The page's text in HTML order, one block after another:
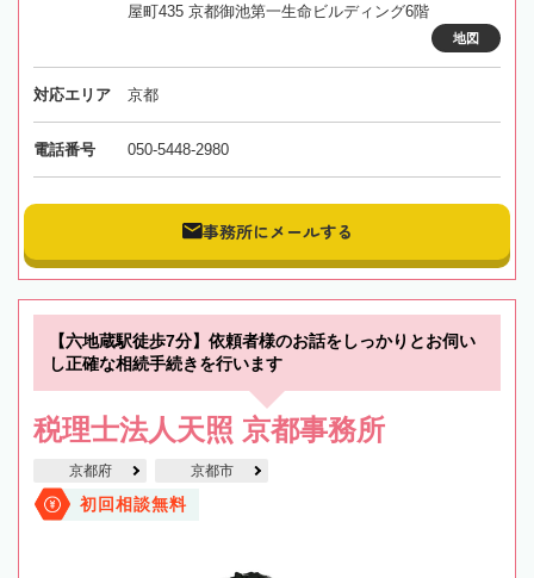
屋町435 京都御池第一生命ビルディング6階
地図
対応エリア 京都
電話番号 050-5448-2980
事務所にメールする
【六地蔵駅徒歩7分】依頼者様のお話をしっかりとお伺い
し正確な相続手続きを行います
税理士法人天照 京都事務所
京都府 京都市
初回相談無料